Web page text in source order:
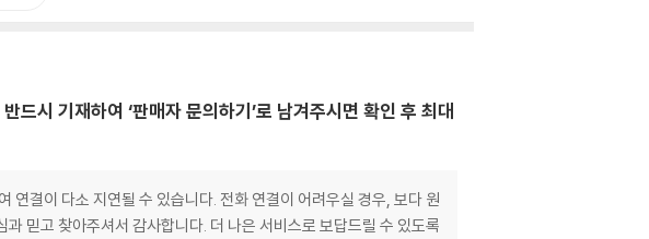
시 기재하여 ‘판매자 문의하기’로 남겨주시면 확인 후 최대
연결이 다소 지연될 수 있습니다. 전화 연결이 어려우실 경우, 보다 원
믿고 찾아주셔서 감사합니다. 더 나은 서비스로 보답드릴 수 있도록